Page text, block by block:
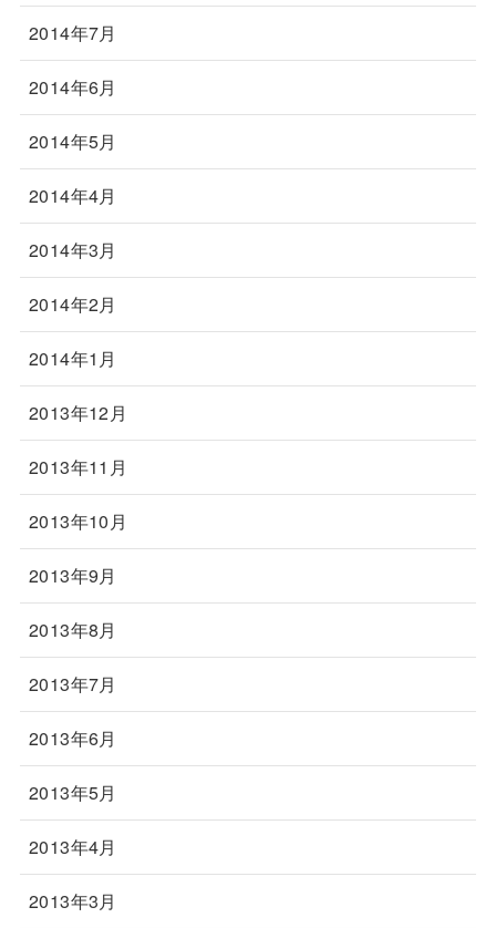
2014年7月
2014年6月
2014年5月
2014年4月
2014年3月
2014年2月
2014年1月
2013年12月
2013年11月
2013年10月
2013年9月
2013年8月
2013年7月
2013年6月
2013年5月
2013年4月
2013年3月